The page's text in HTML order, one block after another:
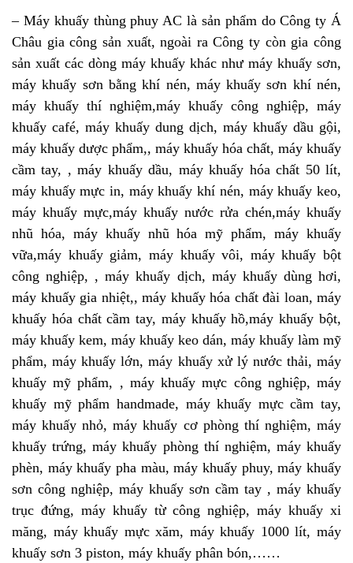
– Máy khuấy thùng phuy AC là sản phẩm do Công ty Á
Châu gia công sản xuất, ngoài ra Công ty còn gia công
sản xuất các dòng máy khuấy khác như máy khuấy sơn,
máy khuấy sơn bằng khí nén, máy khuấy sơn khí nén,
máy khuấy thí nghiệm,máy khuấy công nghiệp, máy
khuấy café, máy khuấy dung dịch, máy khuấy dầu gội,
máy khuấy dược phẩm,, máy khuấy hóa chất, máy khuấy
cầm tay, , máy khuấy dầu, máy khuấy hóa chất 50 lít,
máy khuấy mực in, máy khuấy khí nén, máy khuấy keo,
máy khuấy mực,máy khuấy nước rửa chén,máy khuấy
nhũ hóa, máy khuấy nhũ hóa mỹ phẩm, máy khuấy
vữa,máy khuấy giảm, máy khuấy vôi, máy khuấy bột
công nghiệp, , máy khuấy dịch, máy khuấy dùng hơi,
máy khuấy gia nhiệt,, máy khuấy hóa chất đài loan, máy
khuấy hóa chất cầm tay, máy khuấy hồ,máy khuấy bột,
máy khuấy kem, máy khuấy keo dán, máy khuấy làm mỹ
phẩm, máy khuấy lớn, máy khuấy xử lý nước thải, máy
khuấy mỹ phẩm, , máy khuấy mực công nghiệp, máy
khuấy mỹ phẩm handmade, máy khuấy mực cầm tay,
máy khuấy nhỏ, máy khuấy cơ phòng thí nghiệm, máy
khuấy trứng, máy khuấy phòng thí nghiệm, máy khuấy
phèn, máy khuấy pha màu, máy khuấy phuy, máy khuấy
sơn công nghiệp, máy khuấy sơn cầm tay , máy khuấy
trục đứng, máy khuấy từ công nghiệp, máy khuấy xi
măng, máy khuấy mực xăm, máy khuấy 1000 lít, máy
khuấy sơn 3 piston, máy khuấy phân bón,……